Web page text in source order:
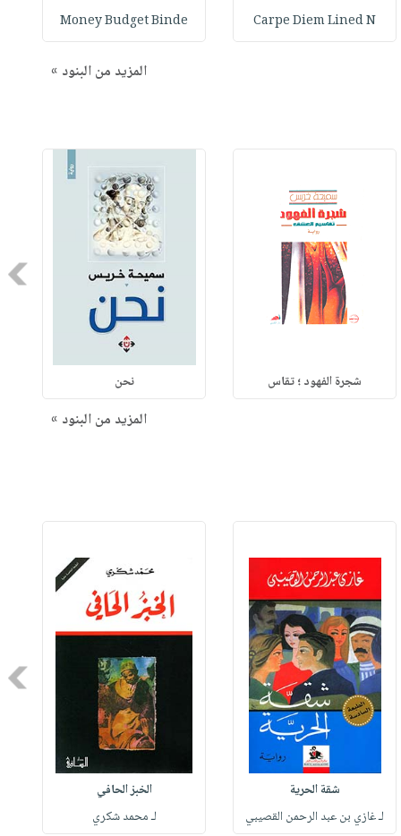
Carpe Diem Lined N
Money Budget Binde
المزيد من البنود »
شجرة الفهود ؛ تقاس نحن
المزيد من البنود »
شقة الحرية
لـ غازي بن عبد الرحمن القصيبي
الخبز الحافي
لـ محمد شكري